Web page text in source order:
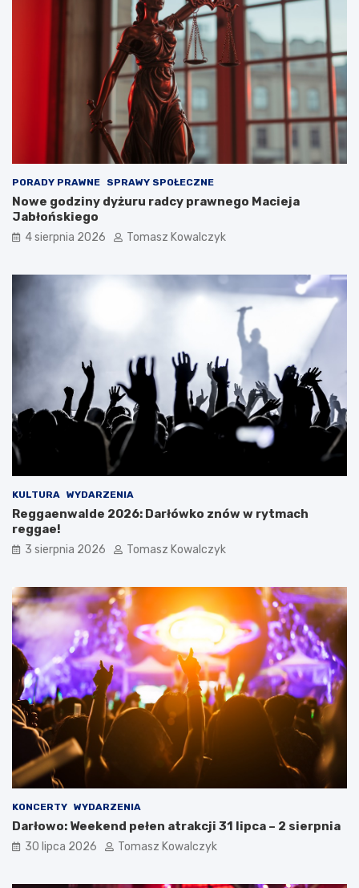
PORADY PRAWNE SPRAWY SPOŁECZNE
Nowe godziny dyżuru radcy prawnego Macieja
Jabłońskiego
4 sierpnia 2026 Tomasz Kowalczyk
KULTURA WYDARZENIA
Reggaenwalde 2026: Darłówko znów w rytmach
reggae!
3 sierpnia 2026 Tomasz Kowalczyk
KONCERTY WYDARZENIA
Darłowo: Weekend pełen atrakcji 31 lipca – 2 sierpnia
30 lipca 2026 Tomasz Kowalczyk